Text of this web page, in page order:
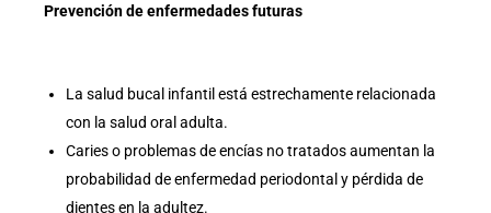
Prevención de enfermedades futuras
La salud bucal infantil está estrechamente relacionada
con la salud oral adulta.
Caries o problemas de encías no tratados aumentan la
probabilidad de enfermedad periodontal y pérdida de
dientes en la adultez.